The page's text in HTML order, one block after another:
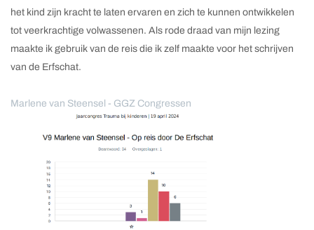
het kind zijn kracht te laten ervaren en zich te kunnen ontwikkelen
tot veerkrachtige volwassenen. Als rode draad van mijn lezing
maakte ik gebruik van de reis die ik zelf maakte voor het schrijven
van de Erfschat.
Marlene van Steensel - GGZ Congressen